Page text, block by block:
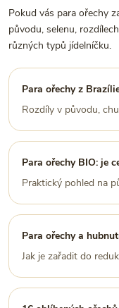
Pokud vás para ořechy
původu, selenu,
různých typů jídelníčku.
Para ořechy z
Rozdíly v původu,
Para ořechy BIO: je
Praktický pohled na
Para ořechy a
Jak je zařadit do